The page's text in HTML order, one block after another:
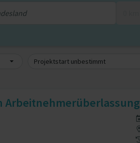
Projektstart unbestimmt
Arbeitnehmerüberlassung